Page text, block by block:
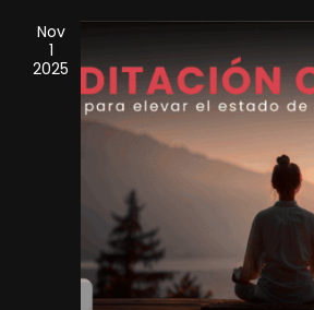
Nov
1
2025